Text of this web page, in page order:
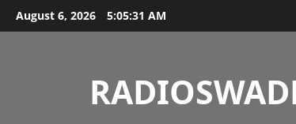
Skip
to
August 6, 2026 5:05:31 AM